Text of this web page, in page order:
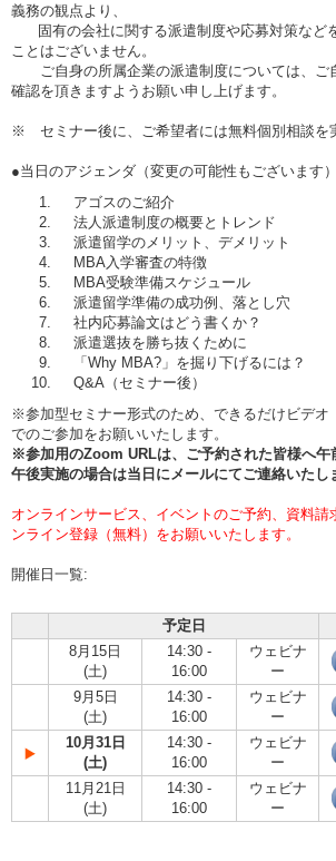
義務の観点より、
固有の会社に関する派遣制度や応募対策など
ことはございません。
ご自身の所属企業の派遣制度については、ご
確認を頂きますようお願い申し上げます。
※ セミナー後に、ご希望者には無料個別相談を
●当日のアジェンダ（変更の可能性もございます）
アゴスのご紹介
法人派遣制度の概要とトレンド
派遣留学のメリット、デメリット
MBA入学審査の特徴
MBA受験準備スケジュール
派遣留学準備の成功例、落とし穴
社内応募論文はどう書くか？
派遣選抜を勝ち抜くために
「Why MBA?」を掘り下げるには？
Q&A（セミナー後）
※参加型セミナー形式のため、できるだけビデオ
でのご参加をお願いいたします。
※参加用のZoom URLは、ご予約された皆様へ午
午後実施の場合は当日 にメールにてご連絡いたし
オンラインサービス、イベントのご予約、資料請
ンライン登録（無料）をお願いいたします。
開催日一覧:
予定日
8月15日
(土)
14:30 -
16:00
ウェビナ
ー
9月5日
(土)
14:30 -
16:00
ウェビナ
ー
10月31日
(土)
14:30 -
16:00
ウェビナ
ー
11月21日
(土)
14:30 -
16:00
ウェビナ
ー